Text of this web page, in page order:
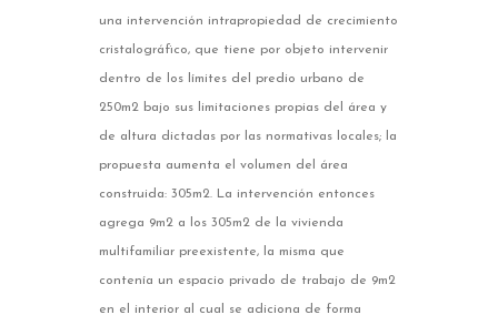
una intervención intrapropiedad de crecimiento
cristalográfico, que tiene por objeto intervenir
dentro de los límites del predio urbano de
250m2 bajo sus limitaciones propias del área y
de altura dictadas por las normativas locales; la
propuesta aumenta el volumen del área
construida: 305m2. La intervención entonces
agrega 9m2 a los 305m2 de la vivienda
multifamiliar preexistente, la misma que
contenía un espacio privado de trabajo de 9m2
en el interior al cual se adiciona de forma